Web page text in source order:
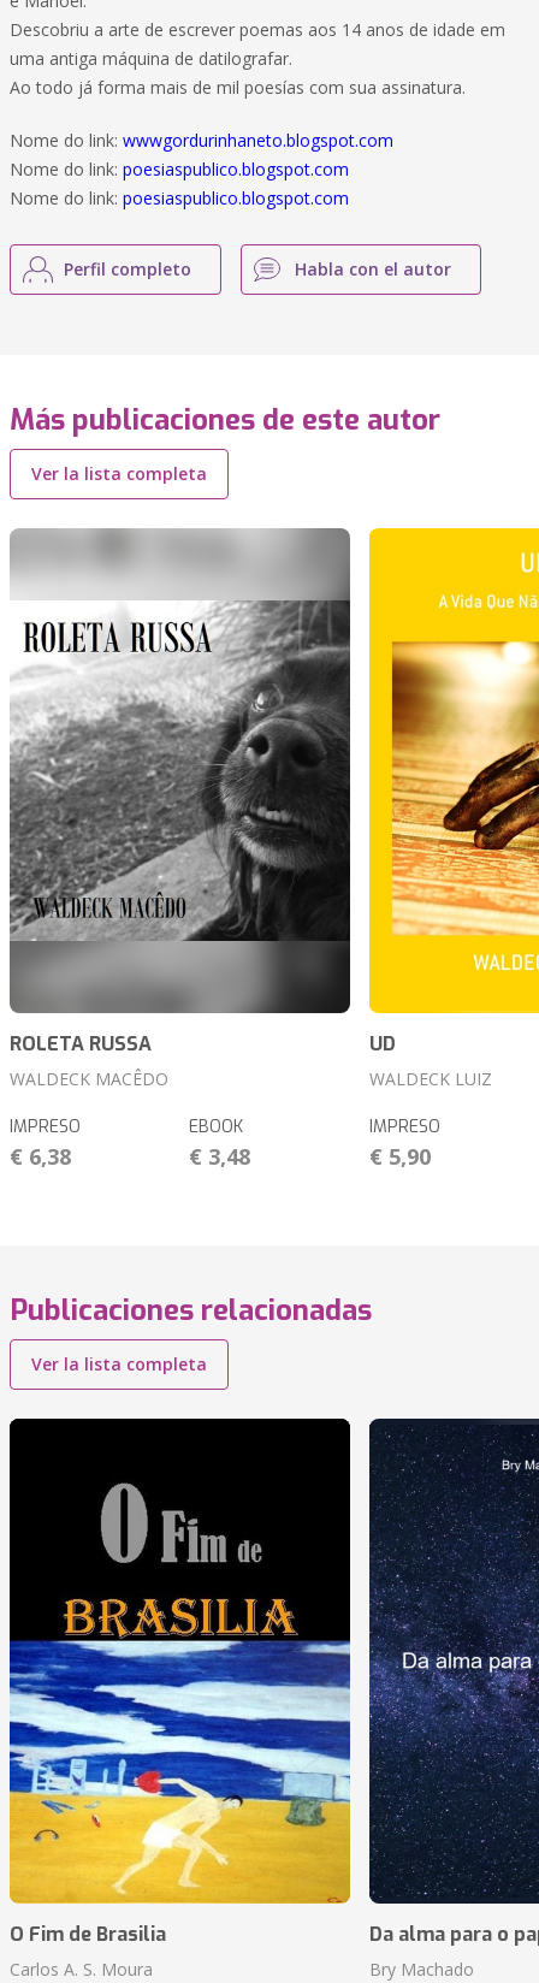
Descobriu a arte de escrever poemas aos 14 anos de idade em
uma antiga máquina de datilografar.
Ao todo já forma mais de mil poesías com sua assinatura.
Nome do link: wwwgordurinhaneto.blogspot.com
Nome do link: poesiaspublico.blogspot.com
Nome do link: poesiaspublico.blogspot.com
Perfil completo Habla con el autor
Más publicaciones de este autor
Ver la lista completa
ROLETA RUSSA
WALDECK MACÊDO
IMPRESO
€ 6,38
EBOOK
€ 3,48
UD
WALDECK LUIZ
IMPRESO
€ 5,90
Publicaciones relacionadas
Ver la lista completa
O Fim de Brasilia
Carlos A. S. Moura
Da alma para o
Bry Machado